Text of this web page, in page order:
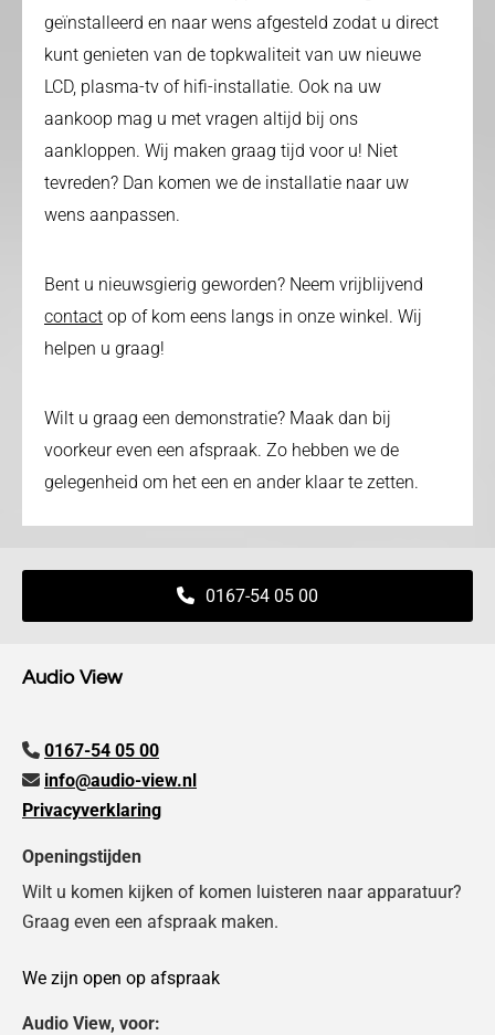
geïnstalleerd en naar wens afgesteld zodat u direct
kunt genieten van de topkwaliteit van uw nieuwe
LCD, plasma-tv of hifi-installatie. Ook na uw
aankoop mag u met vragen altijd bij ons
aankloppen. Wij maken graag tijd voor u! Niet
tevreden? Dan komen we de installatie naar uw
wens aanpassen.
Bent u nieuwsgierig geworden? Neem vrijblijvend
contact op of kom eens langs in onze winkel. Wij
helpen u graag!
Wilt u graag een demonstratie? Maak dan bij
voorkeur even een afspraak. Zo hebben we de
gelegenheid om het een en ander klaar te zetten.
0167-54 05 00
Audio View
 0167-54 05 00
 info@audio-view.nl
Privacyverklaring
Openingstijden
Wilt u komen kijken of komen luisteren naar apparatuur?
Graag even een afspraak maken.
We zijn open op afspraak
Audio View, voor: